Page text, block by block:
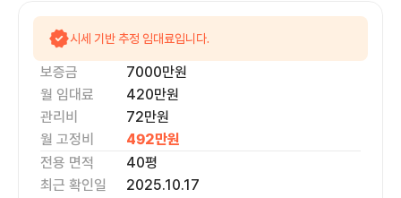
시세 기반 추정 임대료입니다.
보증금 7000만원
월 임대료
420만원
관리비
72만원
월 고정비
492만원
전용 면적
40평
최근 확인일
2025.10.17